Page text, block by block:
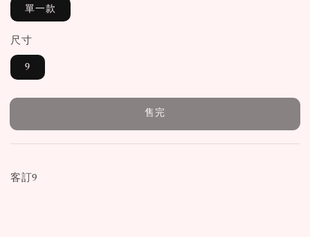
單一款
尺寸
9
售完
客訂9